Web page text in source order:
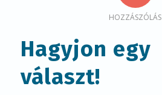
HOZZÁSZÓLÁS
Hagyjon egy
választ!